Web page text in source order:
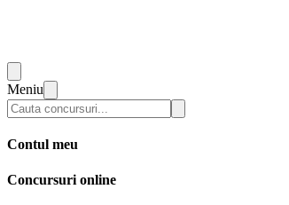
Meniu
Contul meu
Concursuri online